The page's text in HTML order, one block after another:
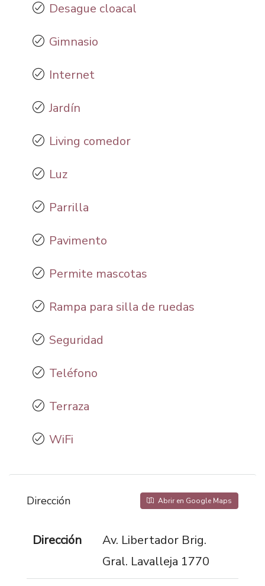
Desague cloacal
Gimnasio
Internet
Jardín
Living comedor
Luz
Parrilla
Pavimento
Permite mascotas
Rampa para silla de ruedas
Seguridad
Teléfono
Terraza
WiFi
Dirección Abrir en Google Maps
Dirección
Av. Libertador Brig.
Gral. Lavalleja 1770